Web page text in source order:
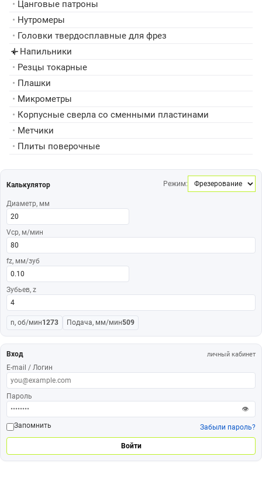
• Цанговые патроны
• Нутромеры
• Головки твердосплавные для фрез
▸ Напильники
• Резцы токарные
• Плашки
• Микрометры
• Корпусные сверла со сменными пластинами
• Метчики
• Плиты поверочные
Калькулятор Режим:
Диаметр, мм
Vср, м/мин
fz, мм/зуб
Зубьев, z
n, об/мин1273 Подача, мм/мин509
Вход личный кабинет
E-mail / Логин
Пароль
👁
Запомнить
Забыли пароль?
Войти